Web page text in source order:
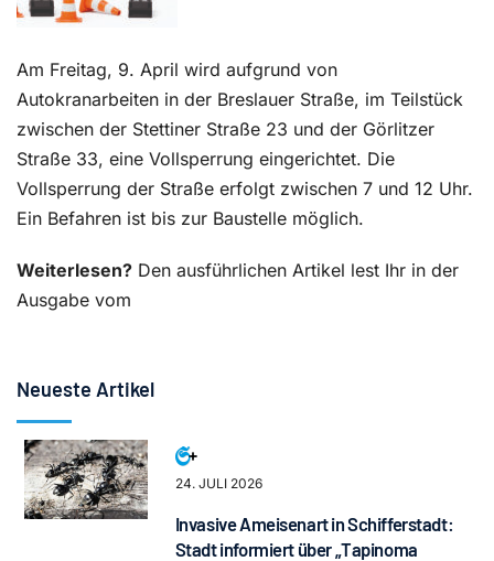
Am Freitag, 9. April wird aufgrund von
Autokranarbeiten in der Breslauer Straße, im Teilstück
zwischen der Stettiner Straße 23 und der Görlitzer
Straße 33, eine Vollsperrung eingerichtet. Die
Vollsperrung der Straße erfolgt zwischen 7 und 12 Uhr.
Ein Befahren ist bis zur Baustelle möglich.
Weiterlesen? Den ausführlichen Artikel lest Ihr in der
Ausgabe vom
Neueste Artikel
24. JULI 2026
Invasive Ameisenart in Schifferstadt:
Stadt informiert über „Tapinoma